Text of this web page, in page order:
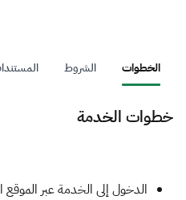
الخطوات الشروط
خطوات الخدمة
الدخول إلى الخدمة عبر الموقع